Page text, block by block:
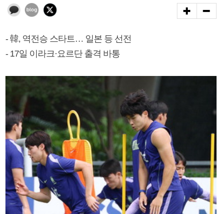
- 韓, 역전승 스타트… 일본 등 선전
- 17일 이라크·요르단 출격 바통